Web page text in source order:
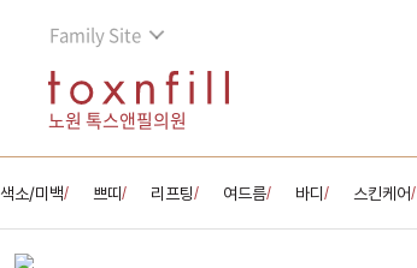
Family Site
노원 톡스앤필의원
색소/미백/ 쁘띠/ 리프팅/ 여드름/ 바디/ 스킨케어/